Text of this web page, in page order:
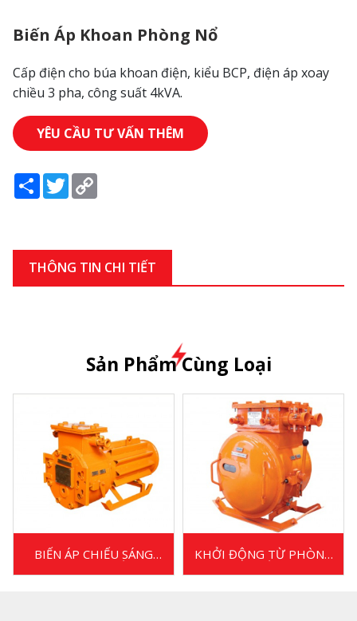
Biến Áp Khoan Phòng Nổ
Cấp điện cho búa khoan điện, kiểu BCP, điện áp xoay
chiều 3 pha, công suất 4kVA.
YÊU CẦU TƯ VẤN THÊM
ShareTwitter
THÔNG TIN CHI TIẾT
Sản Phẩm Cùng Loại
BIẾN ÁP CHIẾU SÁNG
KHỞI ĐỘNG TỪ PHÒNG